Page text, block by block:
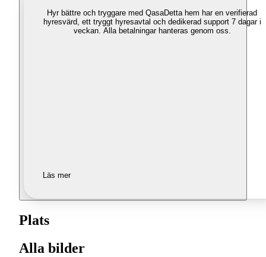
Hyr bättre och tryggare med QasaDetta hem har en verifierad
hyresvärd, ett tryggt hyresavtal och dedikerad support 7 dagar i
veckan. Alla betalningar hanteras genom oss.
Läs mer
Plats
Alla bilder